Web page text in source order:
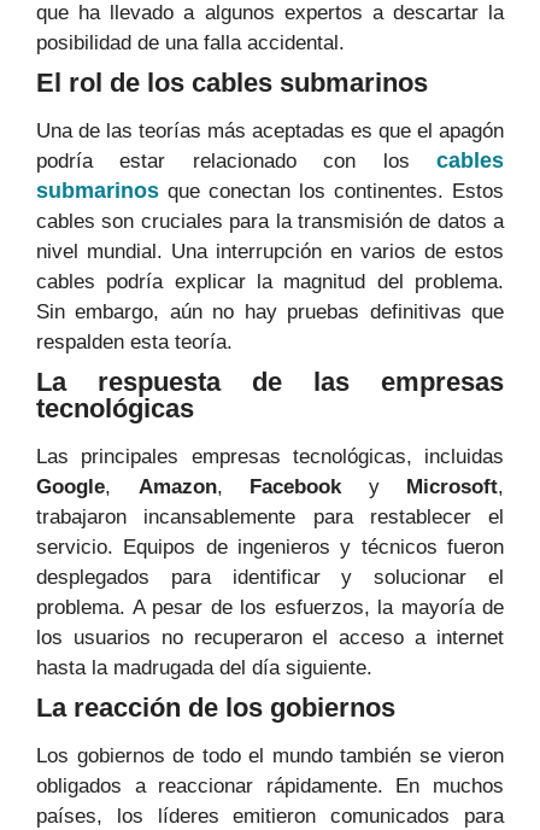
que ha llevado a algunos expertos a descartar la
posibilidad de una falla accidental.
El rol de los cables submarinos
Una de las teorías más aceptadas es que el apagón
podría estar relacionado con los cables
submarinos que conectan los continentes. Estos
cables son cruciales para la transmisión de datos a
nivel mundial. Una interrupción en varios de estos
cables podría explicar la magnitud del problema.
Sin embargo, aún no hay pruebas definitivas que
respalden esta teoría.
La respuesta de las empresas
tecnológicas
Las principales empresas tecnológicas, incluidas
Google, Amazon, Facebooky Microsoft,
trabajaron incansablemente para restablecer el
servicio. Equipos de ingenieros y técnicos fueron
desplegados para identificar y solucionar el
problema. A pesar de los esfuerzos, la mayoría de
los usuarios no recuperaron el acceso a internet
hasta la madrugada del día siguiente.
La reacción de los gobiernos
Los gobiernos de todo el mundo también se vieron
obligados a reaccionar rápidamente. En muchos
países, los líderes emitieron comunicados para